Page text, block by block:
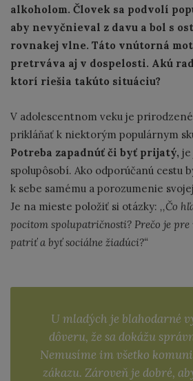
alkoholom. Človek sa podvolí
aby nevyčnieval z davu a bol s
rovnakej vlne. Táto vnútorná
pretrváva aj v dospelosti. Akú
ktorí riešia takúto situáciu?
V adolescentnom veku je
prikláňať k niektorým populárnym
Potreba zapadnúť či byť prijatý, je
spolupôsobí. Ako odporúčanú cestu
k sebe samému a porozumenie
Je na mieste položiť si otázky: ,,Čo
pocitom spolupatričnosti? Prečo je
patriť a byť sociálne žiadúci?“
U mladých je blahodarné
dôveru, že sa dokážu
Nemusíme im všetko
zákazu. Zároveň je dobré,